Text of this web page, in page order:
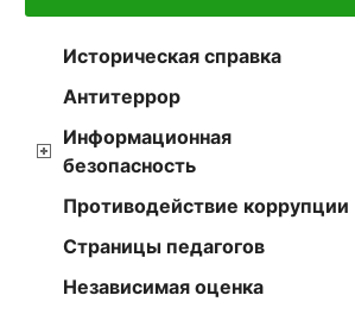
Историческая справка
Антитеррор
Информационная
безопасность
Противодействие коррупции
Страницы педагогов
Независимая оценка